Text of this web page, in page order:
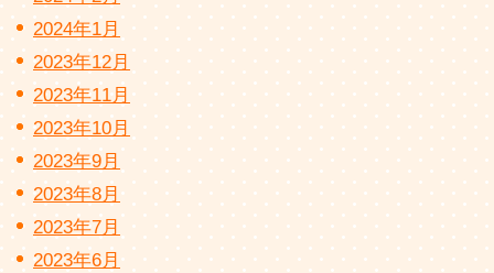
2024年1月
2023年12月
2023年11月
2023年10月
2023年9月
2023年8月
2023年7月
2023年6月